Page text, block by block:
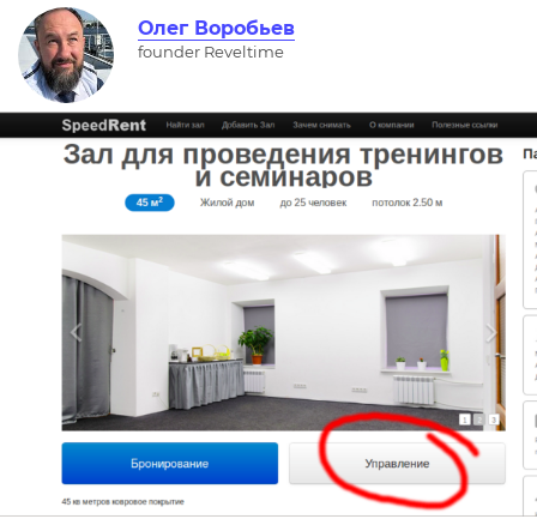
Олег Воробьев
founder Reveltime